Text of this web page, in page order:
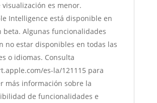
visualización es menor.
Intelligence está disponible en
beta. Algunas funcionalidades
no estar disponibles en todas las
o idiomas. Consulta
es-la/121115 para
más información sobre la
de funcionalidades e